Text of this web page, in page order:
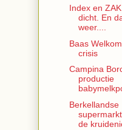
Index en
dicht. En
weer....
Baas
crisis
Campina
productie
Berkellandse
de